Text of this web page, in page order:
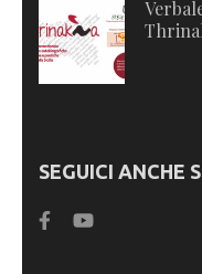
SEGUICI ANCHE